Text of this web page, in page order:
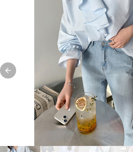
Previous slide